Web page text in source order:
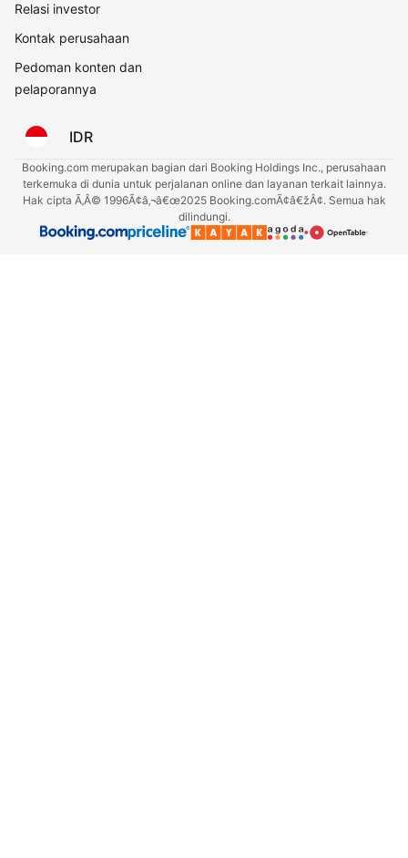
Relasi investor
Kontak perusahaan
Pedoman konten dan
pelaporannya
IDR
Booking.com merupakan bagian dari Booking Holdings Inc., perusahaan
terkemuka di dunia untuk perjalanan online dan layanan terkait lainnya.
Hak cipta Ã‚Â© 1996Ã¢â‚¬â€œ2025 Booking.comÃ¢â€žÂ¢. Semua hak
dilindungi.